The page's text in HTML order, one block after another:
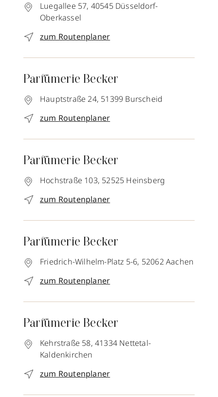
Luegallee 57, 40545 Düsseldorf-
Oberkassel
zum Routenplaner
Parfümerie Becker
Hauptstraße 24, 51399 Burscheid
zum Routenplaner
Parfümerie Becker
Hochstraße 103, 52525 Heinsberg
zum Routenplaner
Parfümerie Becker
Friedrich-Wilhelm-Platz 5-6, 52062 Aachen
zum Routenplaner
Parfümerie Becker
Kehrstraße 58, 41334 Nettetal-
Kaldenkirchen
zum Routenplaner